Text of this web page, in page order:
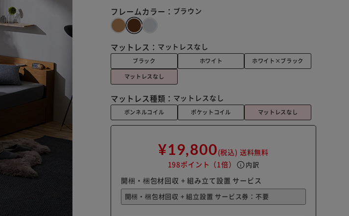
フレームカラー： ブラウン
マットレス： マットレスなし
ブラック ホワイト
ホワイト×ブラック
マットレスなし
マットレス種類： マットレスなし
ボンネルコイル ポケットコイル マットレスなし
¥19,800(税込) 送料無料
198ポイント （1倍） info 内訳
開梱・梱包材回収 + 組み立て設置 サービス